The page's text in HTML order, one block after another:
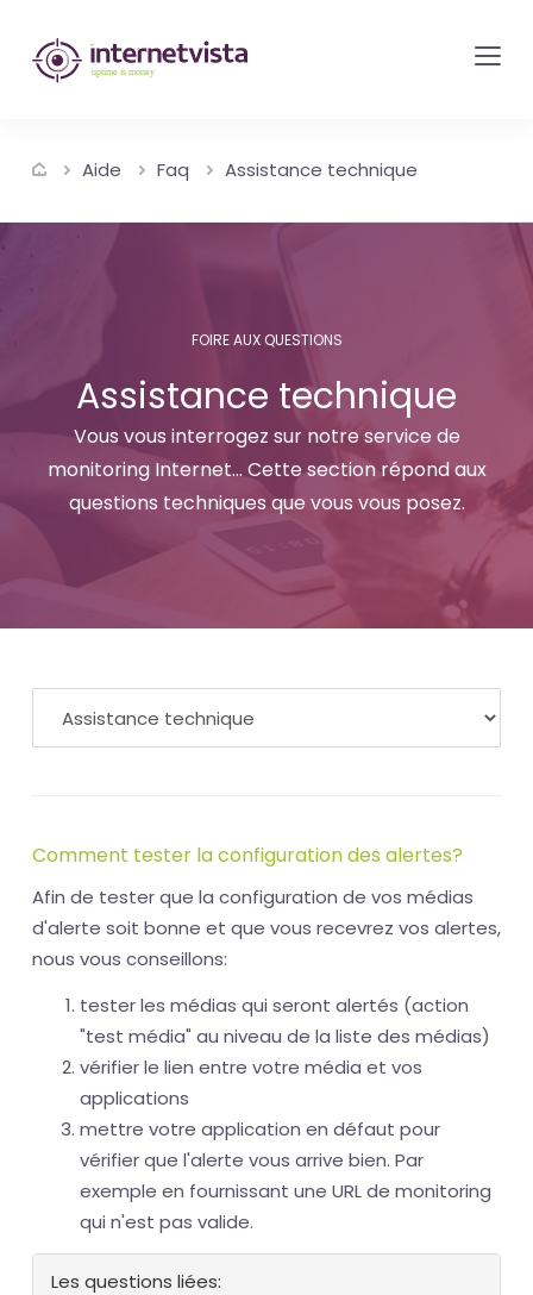
internetvista
monitoring
surveillance
de
site
services
internet-
Uptime
is
money
Aide Faq Assistance technique
FOIRE AUX QUESTIONS
Assistance technique
Vous vous interrogez sur notre service de
monitoring Internet... Cette section répond aux
questions techniques que vous vous posez.
Comment tester la configuration des alertes?
Afin de tester que la configuration de vos médias
d'alerte soit bonne et que vous recevrez vos alertes,
nous vous conseillons:
tester les médias qui seront alertés (action
"test média" au niveau de la liste des médias)
vérifier le lien entre votre média et vos
applications
mettre votre application en défaut pour
vérifier que l'alerte vous arrive bien. Par
exemple en fournissant une URL de monitoring
qui n'est pas valide.
Les questions liées: